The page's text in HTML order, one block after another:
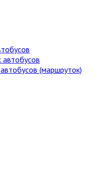
автобусов
(маршруток)